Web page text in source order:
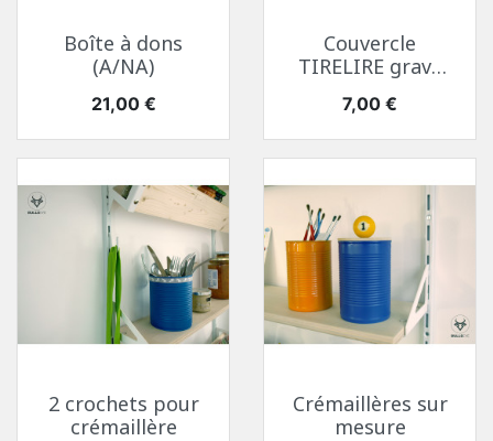
Boîte à dons
(A/NA)
Prix
21,00 €
Couvercle
TIRELIRE gravé
Prix
7,00 €
2 crochets pour
crémaillère
Crémaillères sur
mesure